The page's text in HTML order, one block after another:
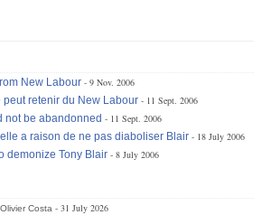
New Labour
9 Nov. 2006
retenir du New Labour
11 Sept. 2006
not be abandonned
11 Sept. 2006
a raison de ne pas diaboliser Blair
18 July 2006
demonize Tony Blair
8 July 2006
Olivier Costa
31 July 2026